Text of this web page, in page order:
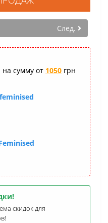
След.
на сумму от 1050 грн
скидок для